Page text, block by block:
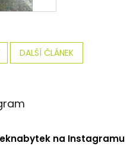
DALŠÍ ČLÁNEK
na Instagramu